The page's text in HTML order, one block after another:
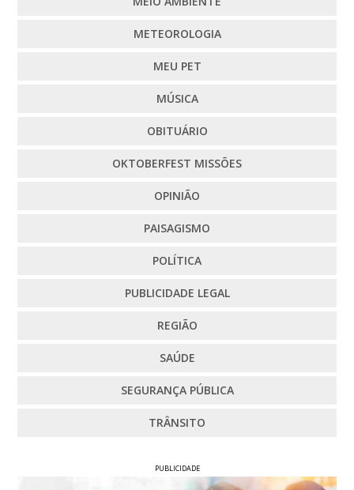
METEOROLOGIA
MEU PET
MÚSICA
OBITUÁRIO
OKTOBERFEST MISSÕES
OPINIÃO
PAISAGISMO
POLÍTICA
PUBLICIDADE LEGAL
REGIÃO
SAÚDE
SEGURANÇA PÚBLICA
TRÂNSITO
PUBLICIDADE